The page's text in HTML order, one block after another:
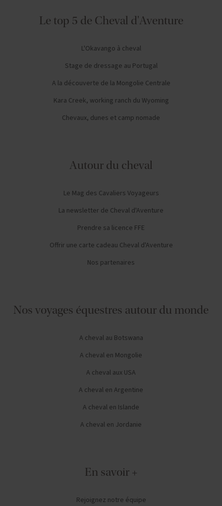
Le top 5 de Cheval d'Aventure
L'Okavango à cheval
Stage de dressage au Portugal
A la découverte de la Mongolie Centrale
Kara Creek, working ranch du Wyoming
Chevaux, dunes et camp nomade
Autour du cheval
Le Mag des Cavaliers Voyageurs
La newsletter de Cheval d'Aventure
Prendre sa licence FFE
Offrir une carte cadeau Cheval d'Aventure
Nos partenaires
Nos voyages équestres autour du monde
A cheval au Botswana
A cheval en Mongolie
A cheval aux USA
A cheval en Argentine
A cheval en Islande
A cheval en Jordanie
En savoir +
Rejoignez notre équipe